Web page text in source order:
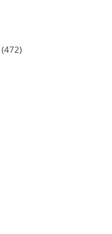
(472)